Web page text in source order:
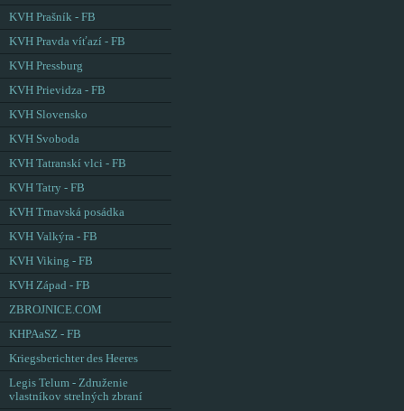
KVH Prašník - FB
KVH Pravda víťazí - FB
KVH Pressburg
KVH Prievidza - FB
KVH Slovensko
KVH Svoboda
KVH Tatranskí vlci - FB
KVH Tatry - FB
KVH Trnavská posádka
KVH Valkýra - FB
KVH Viking - FB
KVH Západ - FB
ZBROJNICE.COM
KHPAaSZ - FB
Kriegsberichter des Heeres
Legis Telum - Združenie
vlastníkov strelných zbraní